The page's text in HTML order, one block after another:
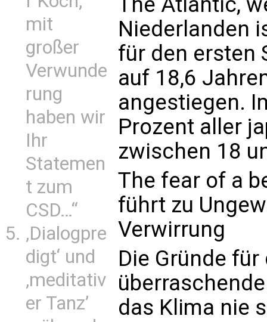
mit
großer
Verwunde
rung
haben wir
Ihr
Statemen
t zum
CSD…“
‚Dialogpre
digt‘ und
‚meditativ
er Tanz’
Niederlanden
für den ersten
auf 18,6
angestiegen.
Prozent aller
zwischen 18
The fear of a
führt zu
Verwirrung
Die Gründe
das Klima nie